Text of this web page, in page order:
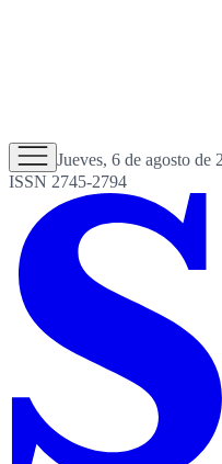
Jueves, 6 de agosto de
ISSN 2745-2794